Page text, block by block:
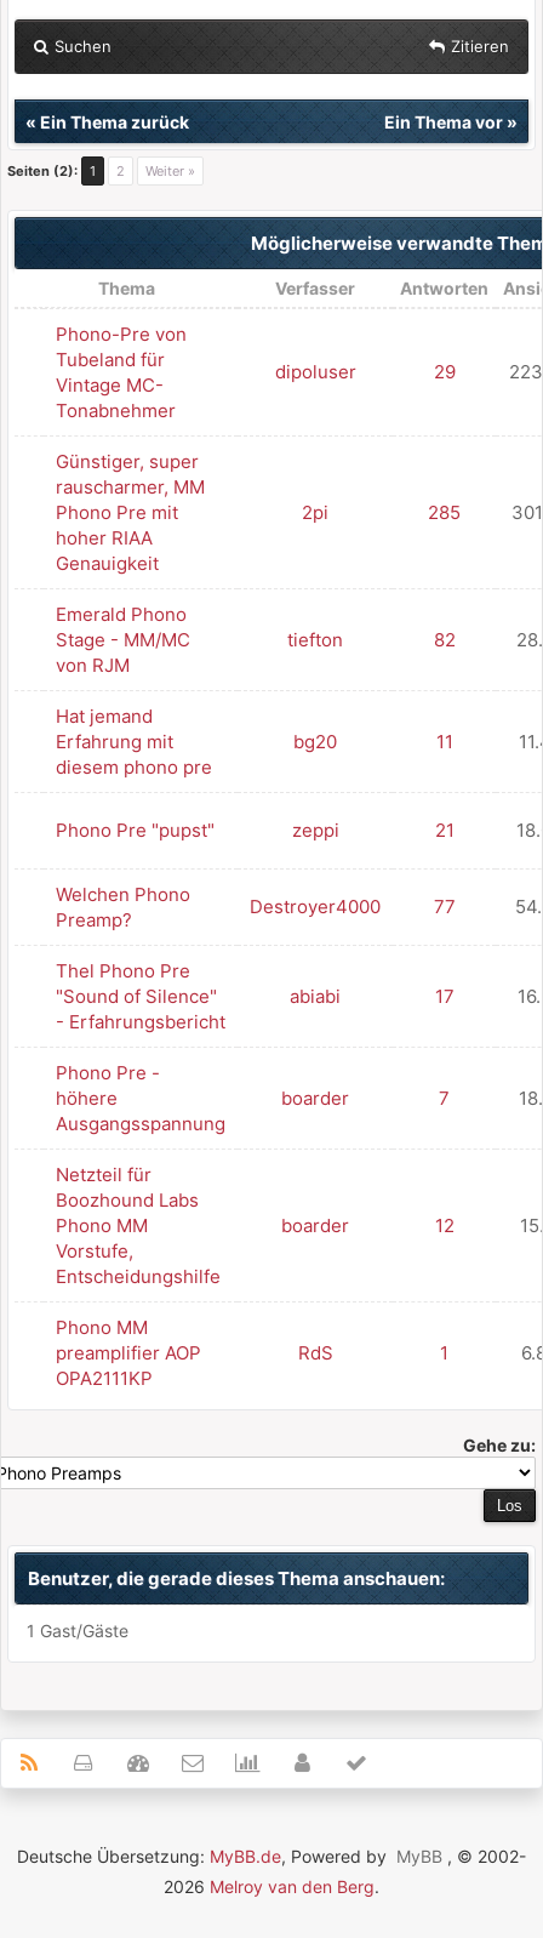
Suchen Zitieren
« Ein Thema zurück Ein Thema vor»
Seiten (2): 1 2 Weiter »
Möglicherweise verwandte
Thema Verfasser Antworten
Phono-Pre von
Tubeland für
Vintage MC-
Tonabnehmer
dipoluser 29
Günstiger, super
rauscharmer, MM
Phono Pre mit
hoher RIAA
Genauigkeit
2pi 285
Emerald Phono
Stage - MM/MC
von RJM
tiefton 82
Hat jemand
Erfahrung mit
diesem phono pre
bg20 11
Phono Pre "pupst" zeppi 21
Welchen Phono
Preamp?
Destroyer4000 77
Thel Phono Pre
"Sound of Silence"
- Erfahrungsbericht
abiabi 17
Phono Pre -
höhere
Ausgangsspannung
boarder 7
Netzteil für
Boozhound Labs
Phono MM
Vorstufe,
Entscheidungshilfe
boarder 12
Phono MM
preamplifier AOP
OPA2111KP
RdS 1
Gehe zu:
Benutzer, die gerade dieses Thema anschauen:
1 Gast/Gäste
Deutsche Übersetzung: MyBB.de, Powered by MyBB , © 2002-
2026 Melroy van den Berg.